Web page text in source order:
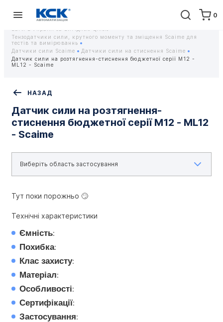
0
Головна Обладнання
Контрольно-вимірювальні прилади
Тензодатчики та тензометричні датчики Scaime - Купити датчики
Тензодатчики сили, крутного моменту та зміщення Scaime для
тестів та вимірюваннь
Датчики сили Scaime
Датчики сили на стиснення Scaime
Датчик сили на розтягнення-стиснення бюджетної серії M12 -
ML12 - Scaime
НАЗАД
Датчик сили на розтягнення-
стиснення бюджетної серії M12 - ML12
- Scaime
Тут поки порожньо 🙄
Технічні характеристики
Ємність:
Похибка:
Клас захисту:
Матеріал:
Особливості:
Сертифікації:
Застосування: